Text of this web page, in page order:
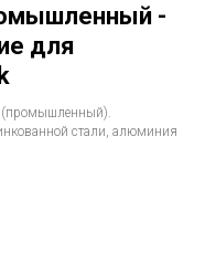
-
для
(промышленный).
стали, алюминия